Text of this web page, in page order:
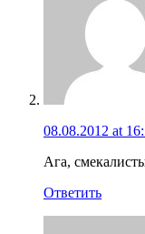
08.08.2012 at
Ага,
Ответить